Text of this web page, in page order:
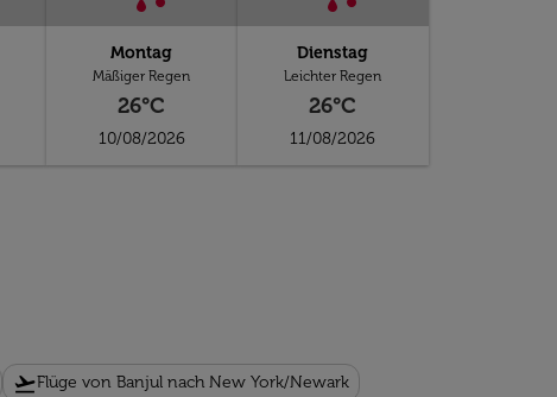
Montag
Mäßiger Regen
26°C
10/08/2026
Dienstag
Leichter Regen
26°C
11/08/2026
flight_takeoffFlüge von Banjul nach New York/Newark